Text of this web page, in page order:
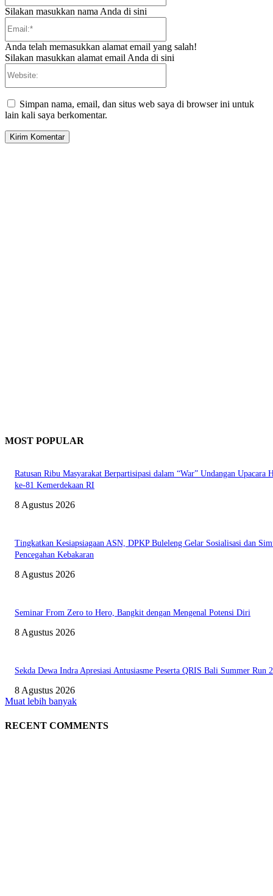
Silakan masukkan nama Anda di sini
Anda telah memasukkan alamat email yang salah!
Silakan masukkan alamat email Anda di sini
Simpan nama, email, dan situs web saya di browser ini untuk
lain kali saya berkomentar.
MOST POPULAR
Ratusan Ribu Masyarakat Berpartisipasi dalam “War” Undangan Upacara
ke-81 Kemerdekaan RI
8 Agustus 2026
Tingkatkan Kesiapsiagaan ASN, DPKP Buleleng Gelar Sosialisasi dan
Pencegahan Kebakaran
8 Agustus 2026
Seminar From Zero to Hero, Bangkit dengan Mengenal Potensi Diri
8 Agustus 2026
Sekda Dewa Indra Apresiasi Antusiasme Peserta QRIS Bali Summer Run
8 Agustus 2026
Muat lebih banyak
RECENT COMMENTS